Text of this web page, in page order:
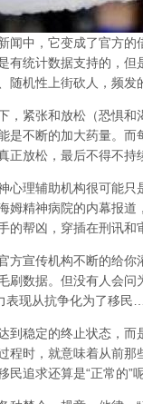
闻中，它变成了官方
有统计数据支持的，
随机性上街砍人，频发
，紧张和放松（恐惧
是不断的加大药量。
正放松，最后不得不持
心理辅助机构很可能只
姆精神病院的内幕报
的帮凶，穿插在刑讯和
方宣传机构不断的给你
刷数据。但没有人会
表现从抗争化为了移民
到稳定的终止状态，而
程时，就意味着从前
民追求还算是“正常的”